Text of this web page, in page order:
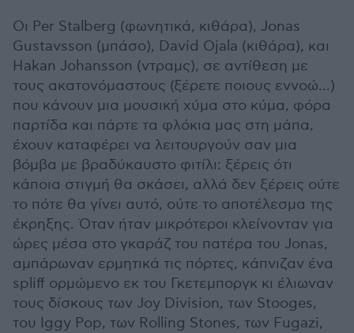
Οι Per Stalberg (φωνητικά, κιθάρα), Jonas
Gustavsson (μπάσο), David Ojala (κιθάρα), και
Hakan Johansson (ντραμς), σε αντίθεση με
τους ακατονόμαστους (ξέρετε ποιους εννοώ...)
που κάνουν μια μουσική χύμα στο κύμα, φόρα
παρτίδα και πάρτε τα φλόκια μας στη μάπα,
έχουν καταφέρει να λειτουργούν σαν μια
βόμβα με βραδύκαυστο φιτίλι: ξέρεις ότι
κάποια στιγμή θα σκάσει, αλλά δεν ξέρεις ούτε
το πότε θα γίνει αυτό, ούτε το αποτέλεσμα της
έκρηξης. Όταν ήταν μικρότεροι κλείνονταν για
ώρες μέσα στο γκαράζ του πατέρα του Jonas,
αμπάρωναν ερμητικά τις πόρτες, κάπνιζαν ένα
spliff ορμώμενο εκ του Γκετεμποργκ κι έλιωναν
τους δίσκους των Joy Division, των Stooges,
του Iggy Pop, των Rolling Stones, των Fugazi,